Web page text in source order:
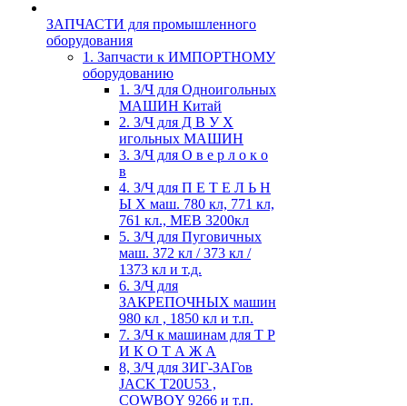
ЗАПЧАСТИ для промышленного
оборудования
1. Запчасти к ИМПОРТНОМУ
оборудованию
1. З/Ч для Одноигольных
МАШИН Китай
2. З/Ч для Д В У Х
игольных МАШИН
3. З/Ч для О в е р л о к о
в
4. З/Ч для П Е Т Е Л Ь Н
Ы Х маш. 780 кл, 771 кл,
761 кл., MEB 3200кл
5. З/Ч для Пуговичных
маш. 372 кл / 373 кл /
1373 кл и т.д.
6. З/Ч для
ЗАКРЕПОЧНЫХ машин
980 кл , 1850 кл и т.п.
7. З/Ч к машинам для Т Р
И К О Т А Ж А
8, З/Ч для ЗИГ-ЗАГов
JACK Т20U53 ,
COWBOY 9266 и т.п.